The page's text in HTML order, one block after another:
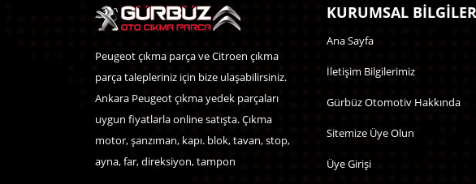
Peugeot çıkma parça ve Citroen çıkma
parça talepleriniz için bize ulaşabilirsiniz.
Ankara Peugeot çıkma yedek parçaları
uygun fiyatlarla online satışta. Çıkma
motor, şanzıman, kapı. blok, tavan, stop,
ayna, far, direksiyon, tampon
KURUMSAL BİLGİLER
Ana Sayfa
İletişim Bilgilerimiz
Gürbüz Otomotiv Hakkında
Sitemize Üye Olun
Üye Girişi